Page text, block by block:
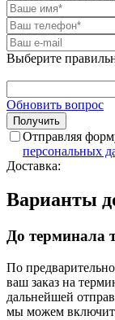
Выберите
Обновить вопрос
Отправляя
персональных
Доставка:
Варианты
До терминала
По
ваш заказ на
дальнейшей
мы можем